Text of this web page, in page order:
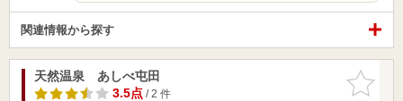
関連情報から探す
お気に入
りに追加
天然温泉 あしべ屯田
3.5点/ 2 件